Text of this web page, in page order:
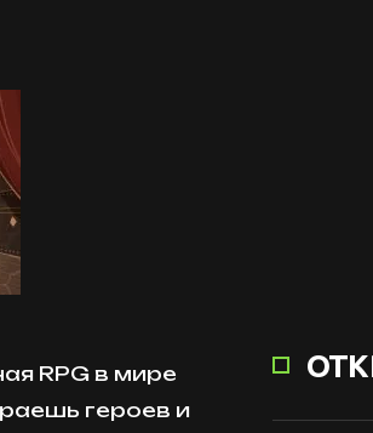
RPG в мире
героев и